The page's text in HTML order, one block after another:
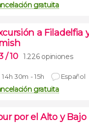
gratuita
a Filadelfia
/ 10 1.226 opiniones
14h 30m - 15h Español
gratuita
por el Alto y